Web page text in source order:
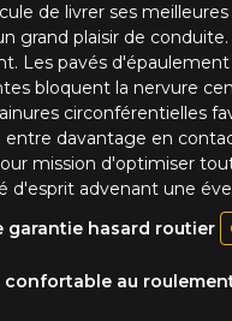
de livrer ses
grand plaisir de
Les pavés
bloquent la nervure
circonférentielles
entre davantage en
mission d'optimiser
d'esprit advenant une
confortable au
garantie hasard routier